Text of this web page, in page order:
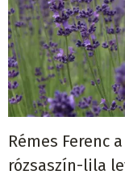
Rémes Ferenc
rózsaszín-lila